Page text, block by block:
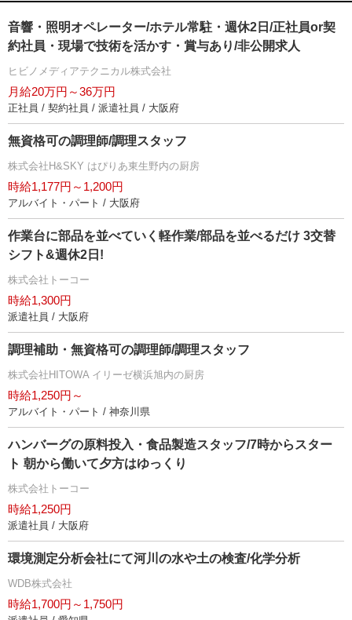
音響・照明オペレーター/ホテル常駐・週休2日/正社員or契
約社員・現場で技術を活かす・賞与あり/非公開求人
ヒビノメディアテクニカル株式会社
月給20万円～36万円
正社員 / 契約社員 / 派遣社員 / 大阪府
無資格可の調理師/調理スタッフ
株式会社H&SKY はぴりあ東生野内の厨房
時給1,177円～1,200円
アルバイト・パート / 大阪府
作業台に部品を並べていく軽作業/部品を並べるだけ 3交替
シフト&週休2日!
株式会社トーコー
時給1,300円
派遣社員 / 大阪府
調理補助・無資格可の調理師/調理スタッフ
株式会社HITOWA イリーゼ横浜旭内の厨房
時給1,250円～
アルバイト・パート / 神奈川県
ハンバーグの原料投入・食品製造スタッフ/7時からスター
ト 朝から働いて夕方はゆっくり
株式会社トーコー
時給1,250円
派遣社員 / 大阪府
環境測定分析会社にて河川の水や土の検査/化学分析
WDB株式会社
時給1,700円～1,750円